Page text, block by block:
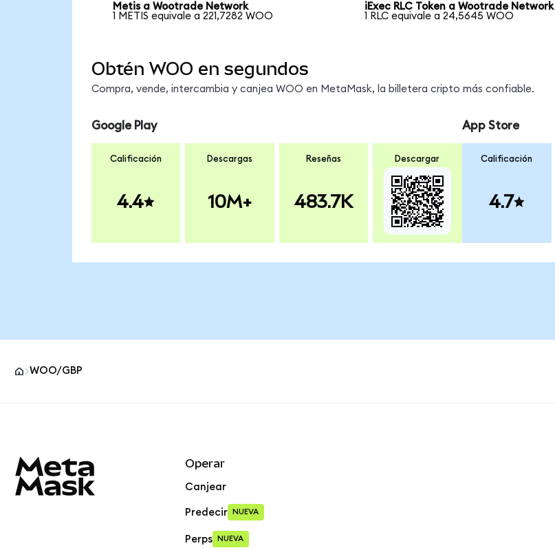
Metis a Wootrade Network
1 METIS equivale a 221,7282 WOO
iExec RLC Token a Wootrade Network
1 RLC equivale a 24,5645 WOO
Obtén WOO en segundos
Compra, vende, intercambia y canjea WOO en MetaMask, la billetera cripto más confiable.
Google Play
Calificación
4.4
Descargas
10M+
Reseñas
483.7K
Descargar
App Store
Calificación
4.7
WOO/GBP
Operar
Canjear
Predecir NUEVA
Perps NUEVA